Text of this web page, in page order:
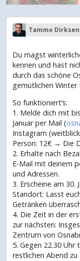
Tammo Dirksen
Du magst
kennen und hast
durch das schöne
gemütlichen Winter
So funktioniert’s:
1. Melde dich mit
Januar per Mail (
Instagram
Person: 12€ → Die
2. Erhalte nach
E-Mail mit deinem
und Adressen.
3. Erscheine am 30.
Standort: Lasst
Getränken
4. Die Zeit in der
zur nächsten:
Zentrum von
5. Gegen 22.30 Uhr
restlichen Abend zu